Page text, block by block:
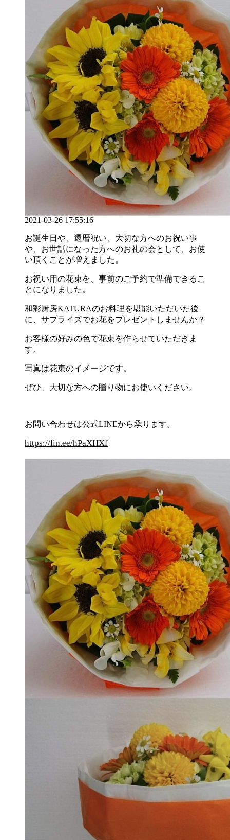
2021-03-26 17:55:16
お誕生日や、還暦祝い、大切な方へのお祝い事
や、お世話になった方へのお礼の会として、お使
い頂くことが増えました。
お祝い用の花束を、事前のご予約で準備できるこ
とになりました。
和彩厨房KATURAのお料理を堪能いただいた後
に、サプライズでお花をプレゼントしませんか？
お客様の好みの色で花束を作らせていただきま
す。
写真は花束のイメージです。
ぜひ、大切な方への贈り物にお使いください。
お問い合わせは公式LINEから承ります。
https://lin.ee/hPaXHXf